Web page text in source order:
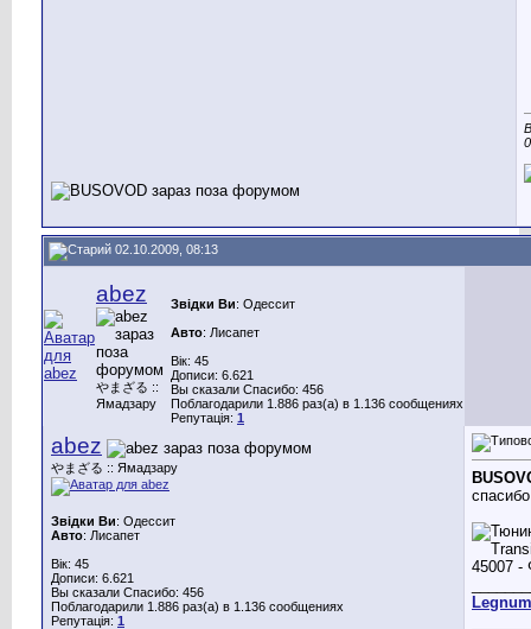
02.10.2009, 08:13
abez
やまざる ::
Ямадзару
Звідки Ви: Одессит
Авто: Лисапет
Вік: 45
Дописи: 6.621
Вы сказали Спасибо: 456
Поблагодарили 1.886 раз(а) в 1.136 сообщениях
Репутація: 1
abez
やまざる :: Ямадзару
Звідки Ви: Одессит
Авто: Лисапет
Вік: 45
Дописи: 6.621
Вы сказали Спасибо: 456
Поблагодарили 1.886 раз(а) в 1.136 сообщениях
Репутація: 1
Legnum